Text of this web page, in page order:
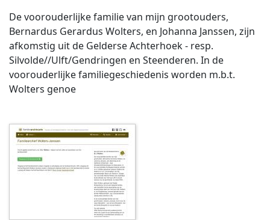
De voorouderlijke familie van mijn grootouders,
Bernardus Gerardus Wolters, en Johanna Janssen, zijn
afkomstig uit de Gelderse Achterhoek - resp.
Silvolde//Ulft/Gendringen en Steenderen. In de
voorouderlijke familiegeschiedenis worden m.b.t.
Wolters genoe